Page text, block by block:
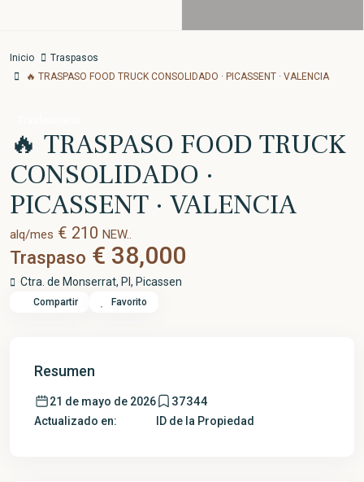
Inicio
Traspasos
🔥 TRASPASO FOOD TRUCK CONSOLIDADO · PICASSENT · VALENCIA
🔥 TRASPASO FOOD TRUCK
CONSOLIDADO ·
PICASSENT · VALENCIA
alq/mes € 210 NEW..
Traspaso € 38,000
Ctra. de Monserrat, PI , Picassen
Compartir Favorito
Resumen
21 de mayo de 2026
Actualizado en:
37344
ID de la Propiedad